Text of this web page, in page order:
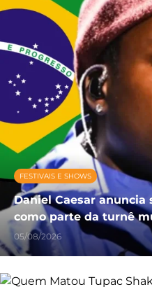
FESTIVAIS E SHOWS
Daniel Caesar anuncia
como parte da turnê
05/08/2026